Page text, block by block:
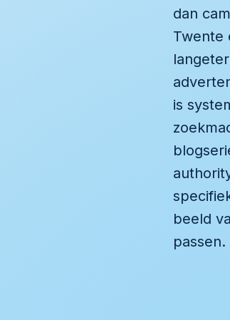
dan
Twente
is
beeld
passen.